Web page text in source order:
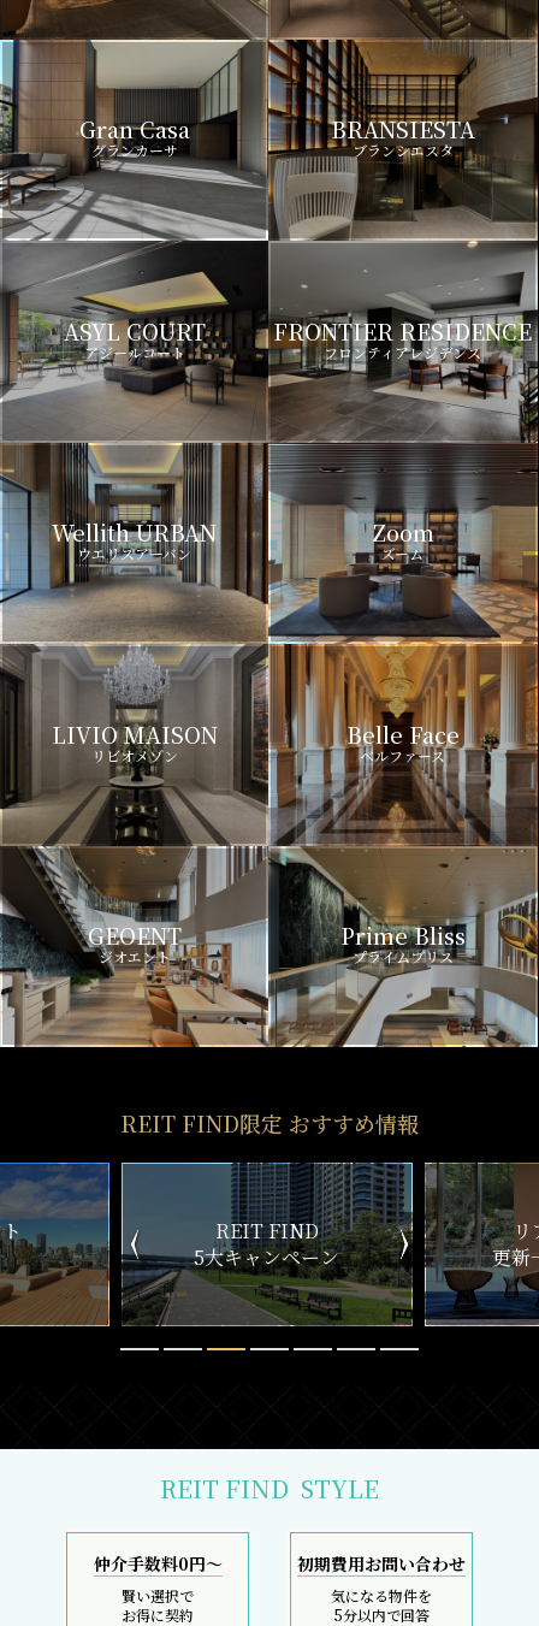
Gran Casa
グランカーサ
BRANSIESTA
ブランシエスタ
ASYL COURT
アジールコート
FRONTIER RESIDENCE
フロンティアレジデンス
Wellith URBAN
ウエリスアーバン
Zoom
ズーム
LIVIO MAISON
リビオメゾン
Belle Face
ベルファース
GEOENT
ジオエント
Prime Bliss
プライムブリス
REIT FIND限定 おすすめ情報
ン
リアルタイム
更新一覧チェック
新
REIT FIND STYLE
仲介手数料0円～
賢い選択で
お得に契約
初期費用お問い合わせ
気になる物件を
5分以内で回答